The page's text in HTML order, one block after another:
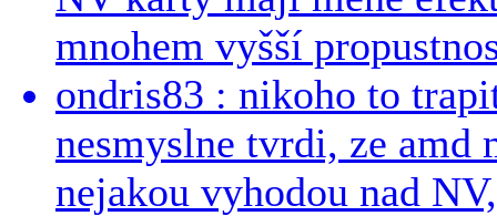
mnohem vyšší
ondris83 : nikoho to
nesmyslne tvrdi, ze
nejakou vyhodou nad